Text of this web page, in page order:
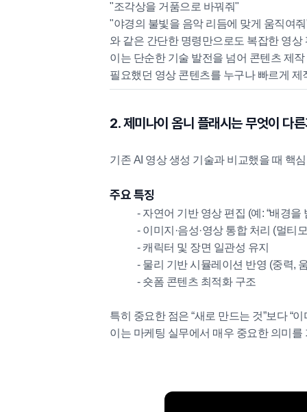
"조각상을 거품으로 바꿔줘"
"야경의 불빛을 음악 리듬에 맞게 움직여
와 같은 간단한 명령만으로도 복잡한 영상
이는 단순한 기술 발전을 넘어 콘텐츠 제
필요했던 영상 콘텐츠를 누구나 빠르게
2. 제미나이 옴니 플래시는 무엇이 다
기존 AI 영상 생성 기술과 비교했을 때 핵
주요 특징
- 자연어 기반 영상 편집 (예: “배경을
- 이미지·음성·영상 통합 처리 (멀티
- 캐릭터 및 장면 일관성 유지
- 물리 기반 시뮬레이션 반영 (중력,
- 숏폼 콘텐츠 최적화 구조
특히 중요한 점은 “새로 만드는 것”보다 “
이는 마케팅 실무에서 매우 중요한 의미를